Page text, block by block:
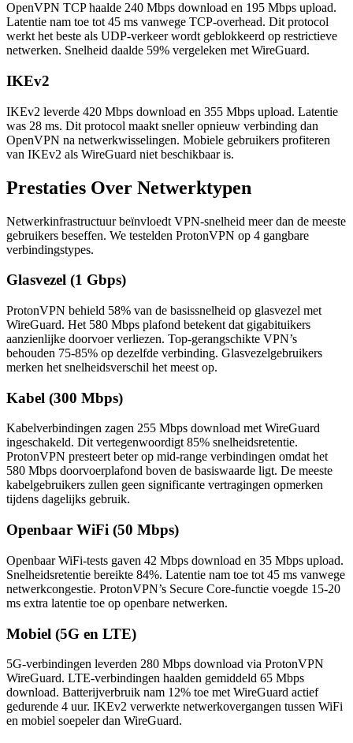
OpenVPN TCP haalde 240 Mbps download en 195 Mbps upload.
Latentie nam toe tot 45 ms vanwege TCP-overhead. Dit protocol
werkt het beste als UDP-verkeer wordt geblokkeerd op restrictieve
netwerken. Snelheid daalde 59% vergeleken met WireGuard.
IKEv2
IKEv2 leverde 420 Mbps download en 355 Mbps upload. Latentie
was 28 ms. Dit protocol maakt sneller opnieuw verbinding dan
OpenVPN na netwerkwisselingen. Mobiele gebruikers profiteren
van IKEv2 als WireGuard niet beschikbaar is.
Prestaties Over Netwerktypen
Netwerkinfrastructuur beïnvloedt VPN-snelheid meer dan de meeste
gebruikers beseffen. We testelden ProtonVPN op 4 gangbare
verbindingstypes.
Glasvezel (1 Gbps)
ProtonVPN behield 58% van de basissnelheid op glasvezel met
WireGuard. Het 580 Mbps plafond betekent dat gigabituikers
aanzienlijke doorvoer verliezen. Top-gerangschikte VPN’s
behouden 75-85% op dezelfde verbinding. Glasvezelgebruikers
merken het snelheidsverschil het meest op.
Kabel (300 Mbps)
Kabelverbindingen zagen 255 Mbps download met WireGuard
ingeschakeld. Dit vertegenwoordigt 85% snelheidsretentie.
ProtonVPN presteert beter op mid-range verbindingen omdat het
580 Mbps doorvoerplafond boven de basiswaarde ligt. De meeste
kabelgebruikers zullen geen significante vertragingen opmerken
tijdens dagelijks gebruik.
Openbaar WiFi (50 Mbps)
Openbaar WiFi-tests gaven 42 Mbps download en 35 Mbps upload.
Snelheidsretentie bereikte 84%. Latentie nam toe tot 45 ms vanwege
netwerkcongestie. ProtonVPN’s Secure Core-functie voegde 15-20
ms extra latentie toe op openbare netwerken.
Mobiel (5G en LTE)
5G-verbindingen leverden 280 Mbps download via ProtonVPN
WireGuard. LTE-verbindingen haalden gemiddeld 65 Mbps
download. Batterijverbruik nam 12% toe met WireGuard actief
gedurende 4 uur. IKEv2 verwerkte netwerkovergangen tussen WiFi
en mobiel soepeler dan WireGuard.